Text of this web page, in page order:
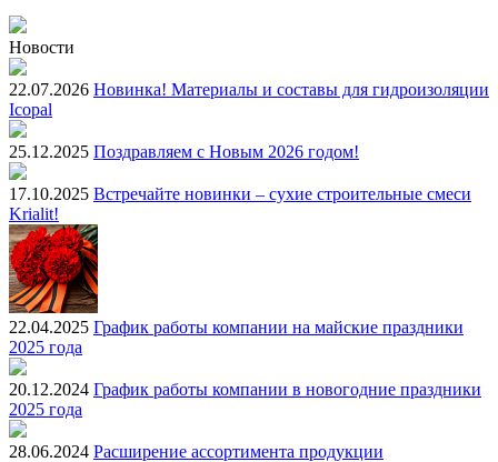
Новости
22.07.2026 Новинка! Материалы и составы для гидроизоляции
Icopal
25.12.2025 Поздравляем с Новым 2026 годом!
17.10.2025 Встречайте новинки – сухие строительные смеси
Krialit!
22.04.2025 График работы компании на майские праздники
2025 года
20.12.2024 График работы компании в новогодние праздники
2025 года
28.06.2024 Расширение ассортимента продукции